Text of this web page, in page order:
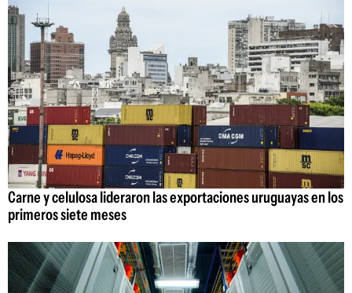
Carne y celulosa lideraron las exportaciones uruguayas en los
primeros siete meses